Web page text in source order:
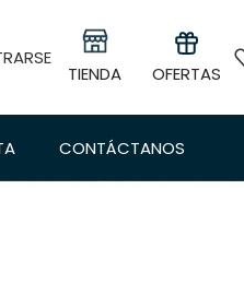
TIENDA OFERTAS
CONTÁCTANOS